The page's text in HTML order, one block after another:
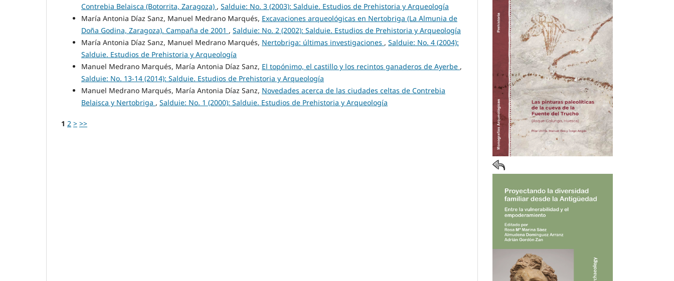
Contrebia Belaisca (Botorrita, Zaragoza) , Salduie: No. 3 (2003): Salduie. Estudios de Prehistoria y Arqueología
María Antonia Díaz Sanz, Manuel Medrano Marqués, Excavaciones arqueológicas en Nertobriga (La Almunia de
Doña Godina, Zaragoza). Campaña de 2001 , Salduie: No. 2 (2002): Salduie. Estudios de Prehistoria y Arqueología
María Antonia Díaz Sanz, Manuel Medrano Marqués, Nertobriga: últimas investigaciones , Salduie: No. 4 (2004):
Salduie. Estudios de Prehistoria y Arqueología
Manuel Medrano Marqués, María Antonia Díaz Sanz, El topónimo, el castillo y los recintos ganaderos de Ayerbe ,
Salduie: No. 13-14 (2014): Salduie. Estudios de Prehistoria y Arqueología
Manuel Medrano Marqués, María Antonia Díaz Sanz, Novedades acerca de las ciudades celtas de Contrebia
Belaisca y Nertobriga , Salduie: No. 1 (2000): Salduie. Estudios de Prehistoria y Arqueología
1 2 > >>